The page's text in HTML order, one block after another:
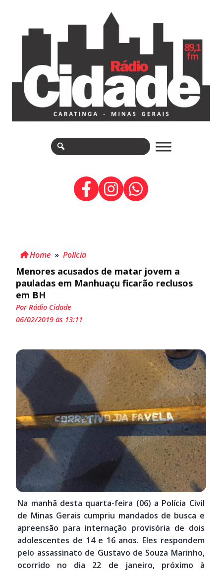
Home » Polícia
Menores acusados de matar jovem a
pauladas em Manhuaçu ficarão reclusos
em BH
Por Rádio Cidade
06/02/2019 às 13:11
Na manhã desta quarta-feira (06) a Polícia Civil
de Minas Gerais cumpriu mandados de busca e
apreensão para internação provisória de dois
adolescentes de 14 e 16 anos. Eles respondem
pelo assassinato de Gustavo de Souza Marinho,
ocorrido no dia 22 de janeiro, próximo à